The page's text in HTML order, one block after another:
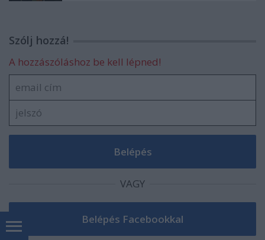
Szólj hozzá!
A hozzászóláshoz be kell lépned!
VAGY